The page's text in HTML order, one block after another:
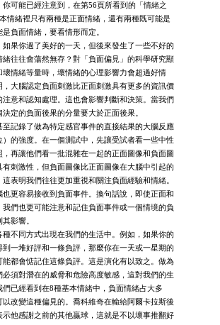
你可能已經注意到，在第56頁所看到的「情緒之
情緒裡只有兩種是正面情緒，還有兩種既可能是
負面情緒，要看情形而定。
如果你過了美好的一天，但後來發生了一些不好的
緒往往會蕩然無存？對「負面偏見」的科學研究顯
壞情緒等量時，壞情緒的心理影響力會超過好情
，大腦認定負面刺激比正面刺激具有更多的資訊價
注意和認知處理。這也會影響判斷和決策。當我們
定的負面後果的分量要大於正面後果。
至記錄了做為特定感官事件的直接結果的大腦反應
）的強度。在一個測試中，先讓受試者看一些中性
，再讓他們看一批混雜在一起的正面圖像和負面圖
有刺激性，但負面圖像比正面圖像在大腦中引起的
這表明我們往往更加重視和關注負面經驗和情緒。
也更容易接收到負面事件。換句話說，即使正面和
我們也更可能注意和記住負面事件或一個情境的負
影響。
種不同方式出現在我們的生活中。例如，如果你的
到一堆好評和一條負評，那麼你在一天或一星期的
能都會惦記住這條負評。這是演化有以致之。做為
必須對潛在的威脅和危險高度敏感，這對我們的生
們已經看到在8種基本情緒中，負面情緒占大多
以改變這種偏見的。喬科維奇在輸給阿爾卡拉斯後
示他感謝之前的其他贏球，這就是不以壞事推翻好